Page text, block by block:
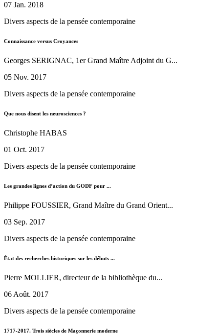
07 Jan. 2018
Divers aspects de la pensée contemporaine
Connaissance versus Croyances
Georges SERIGNAC, 1er Grand Maître Adjoint du G...
05 Nov. 2017
Divers aspects de la pensée contemporaine
Que nous disent les neurosciences ?
Christophe HABAS
01 Oct. 2017
Divers aspects de la pensée contemporaine
Les grandes lignes d’action du GODF pour ...
Philippe FOUSSIER, Grand Maître du Grand Orient...
03 Sep. 2017
Divers aspects de la pensée contemporaine
État des recherches historiques sur les débuts ...
Pierre MOLLIER, directeur de la bibliothèque du...
06 Août. 2017
Divers aspects de la pensée contemporaine
1717-2017. Trois siècles de Maçonnerie moderne